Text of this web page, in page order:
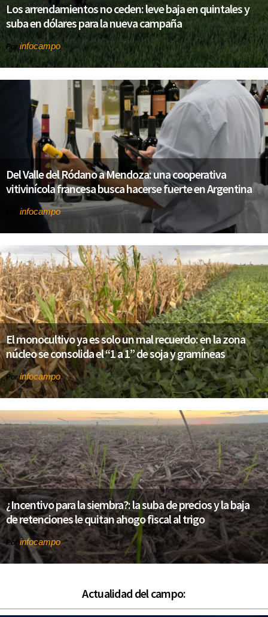
Los arrendamientos no ceden: leve baja en quintales y
suba en dólares para la nueva campaña
Por infocampo
Del Valle del Ródano a Mendoza: una cooperativa
vitivinícola francesa busca hacerse fuerte en Argentina
infocampo
El monocultivo ya es solo un mal recuerdo: en la zona
núcleo se consolida el “1 a 1” de soja y gramíneas
Porinfocampo
¿Incentivo para la siembra?: la suba de precios y la baja
de retenciones le quitan ahogo fiscal al trigo
Por infocampo
Actualidad del campo: